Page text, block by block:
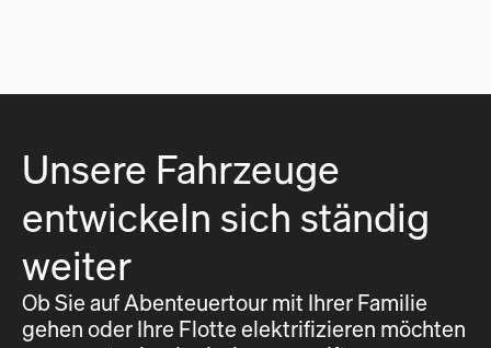
Unsere Fahrzeuge
entwickeln sich ständig
weiter
Ob Sie auf Abenteuertour mit Ihrer Familie
gehen oder Ihre Flotte elektrifizieren möchten